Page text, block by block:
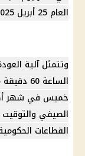
العام 25
أبريل 2025
وتتمثل آلية
الساعة 60 دقيقة
خميس في شهر
الصيفي
القطاعات